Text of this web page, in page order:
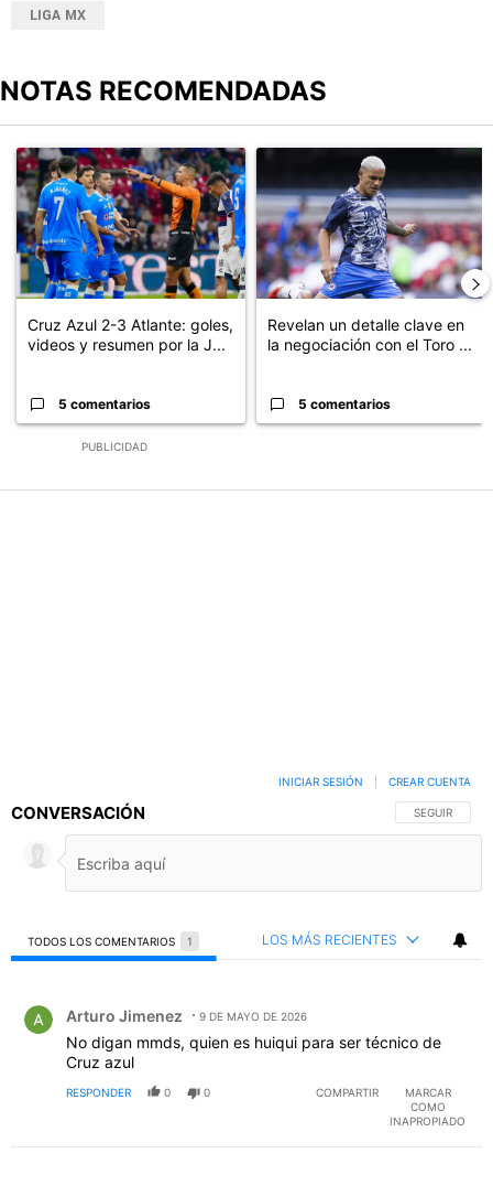
LIGA MX
NOTAS RECOMENDADAS
PUBLICIDAD
Un artículo de tendencia con el título "Cruz Azul 2-3 Atlante:
Cruz Azul 2-3 Atlante: goles,
videos y resumen por la J...
5 comentarios
Un artículo de tendencia con
Revelan un detalle clave en
la negociación con el Toro ...
5 comentarios
CONVERSACIÓN SIGA ESTA
SEGUIR
INICIAR SESIÓN CREAR CUENTA
TODOS LOS COMENTARIOS 1 LOS MÁS RECIENTES
Arturo Jimenez 9 DE MAYO DE 2026
No digan mmds, quien es huiqui para ser técnico de
Cruz azul
RESPONDER 0 0 COMPARTIR
MARCAR
COMO
INAPROPIADO